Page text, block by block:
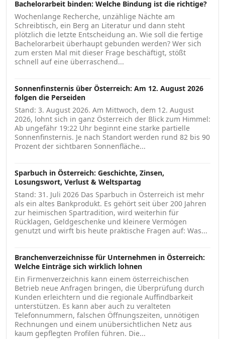
Bachelorarbeit binden: Welche Bindung ist die richtige?
Wochenlange Recherche, unzählige Nächte am
Schreibtisch, ein Berg an Literatur und dann steht
plötzlich die letzte Entscheidung an. Wie soll die fertige
Bachelorarbeit überhaupt gebunden werden? Wer sich
zum ersten Mal mit dieser Frage beschäftigt, stößt
schnell auf eine überraschend...
Sonnenfinsternis über Österreich: Am 12. August 2026
folgen die Perseiden
Stand: 3. August 2026. Am Mittwoch, dem 12. August
2026, lohnt sich in ganz Österreich der Blick zum Himmel:
Ab ungefähr 19:22 Uhr beginnt eine starke partielle
Sonnenfinsternis. Je nach Standort werden rund 82 bis 90
Prozent der sichtbaren Sonnenfläche...
Sparbuch in Österreich: Geschichte, Zinsen,
Losungswort, Verlust & Weltspartag
Stand: 31. Juli 2026 Das Sparbuch in Österreich ist mehr
als ein altes Bankprodukt. Es gehört seit über 200 Jahren
zur heimischen Spartradition, wird weiterhin für
Rücklagen, Geldgeschenke und kleinere Vermögen
genutzt und wirft bis heute praktische Fragen auf: Was...
Branchenverzeichnisse für Unternehmen in Österreich:
Welche Einträge sich wirklich lohnen
Ein Firmenverzeichnis kann einem österreichischen
Betrieb neue Anfragen bringen, die Überprüfung durch
Kunden erleichtern und die regionale Auffindbarkeit
unterstützen. Es kann aber auch zu veralteten
Telefonnummern, falschen Öffnungszeiten, unnötigen
Rechnungen und einem unübersichtlichen Netz aus
kaum gepflegten Profilen führen. Die...